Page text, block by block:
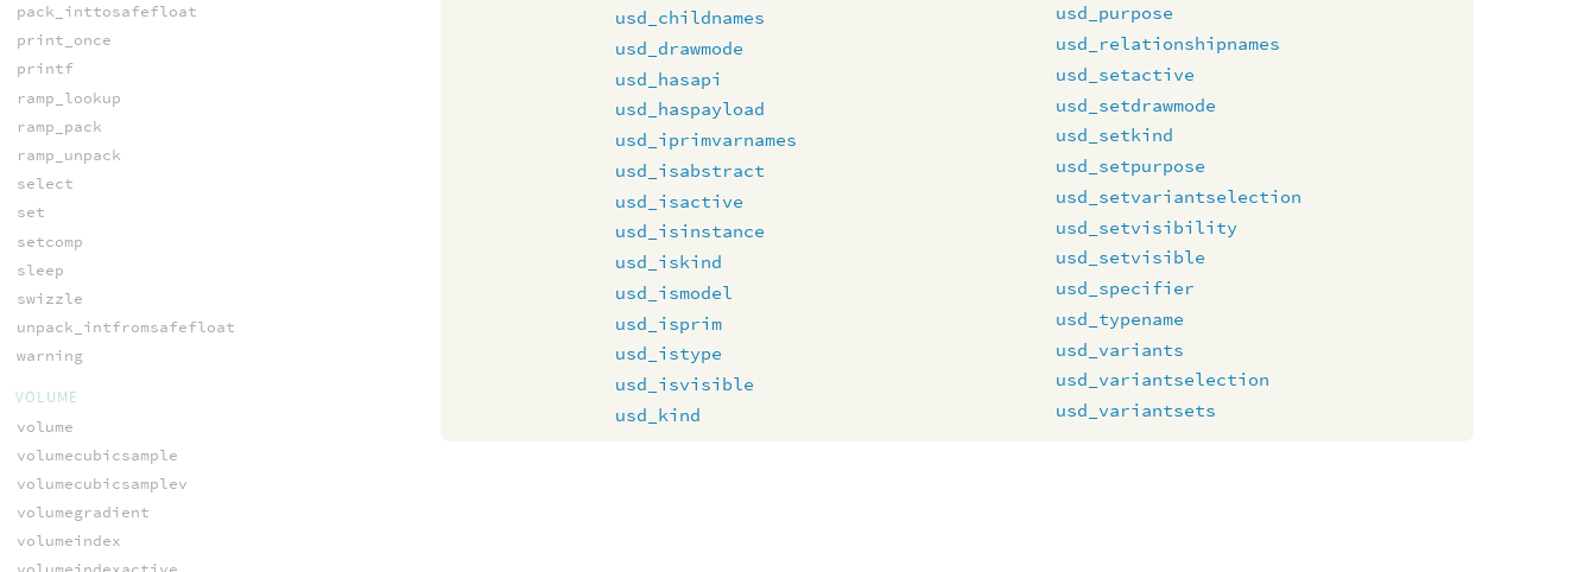
usd_childnames
usd_drawmode
usd_hasapi
usd_haspayload
usd_iprimvarnames
usd_isabstract
usd_isactive
usd_isinstance
usd_iskind
usd_ismodel
usd_isprim
usd_istype
usd_isvisible
usd_kind
usd_purpose
usd_relationshipnames
usd_setactive
usd_setdrawmode
usd_setkind
usd_setpurpose
usd_setvariantselection
usd_setvisibility
usd_setvisible
usd_specifier
usd_typename
usd_variants
usd_variantselection
usd_variantsets
pack_inttosafefloat
print_once
printf
ramp_lookup
ramp_pack
ramp_unpack
select
set
setcomp
sleep
swizzle
unpack_intfromsafefloat
warning
VOLUME
volume
volumecubicsample
volumecubicsamplev
volumegradient
volumeindex